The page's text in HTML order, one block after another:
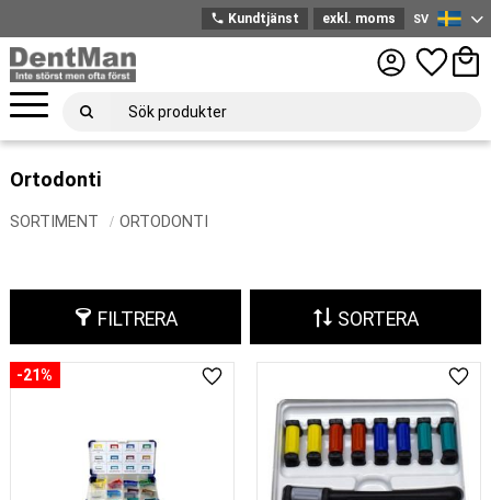
Meny
phone Kundtjänst exkl. moms
Svenska
SV
Favoriter
Ortodonti
SORTIMENT ORTODONTI
FILTRERA SORTERA
21%
Lägg till i favoriter